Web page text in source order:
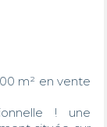
m² en vente
! une